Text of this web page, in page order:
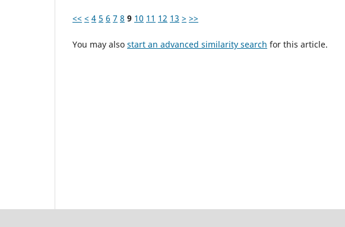
<< < 4 5 6 7 8 9 10 11 12 13 > >>
You may also start an advanced similarity search for this article.